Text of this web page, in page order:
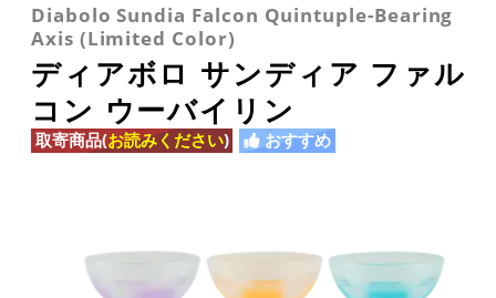
Diabolo Sundia Falcon Quintuple-Bearing
Axis (Limited Color)
ディアボロ サンディア ファル
コン ウーバイリン
取寄商品(お読みください) おすすめ